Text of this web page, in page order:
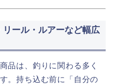
ール・ルアーなど幅広
品は、釣りに関わる多く
。持ち込む前に「自分の